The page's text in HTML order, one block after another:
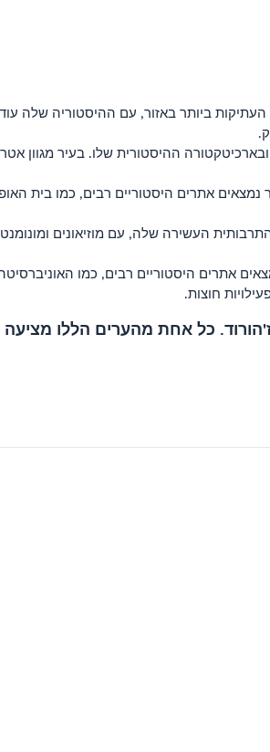
ההיסטורית שלו. בעיר מגוון
אתרים היסטוריים רבים, כמו בית
העשירה שלה, עם מוזיאונים
היסטוריים רבים, כמו האוניברסיטה
חוצות.
כל אחת מהערים הללו